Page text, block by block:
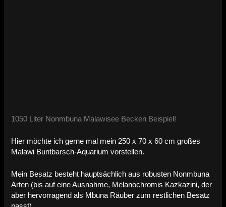
1050 Liter Nonmbuna Malawisee Becken Beispiel!
Hier möchte ich gerne mal mein 250 x 70 x 60 cm großes
Malawi Buntbarsch-Aquarium vorstellen.
Mein Besatz besteht hauptsächlich aus robusten Nonmbuna
Arten (bis auf eine Ausnahme, Melanochromis Kazkazini, der
aber hervorragend als Mbuna Räuber zum restlichen Besatz